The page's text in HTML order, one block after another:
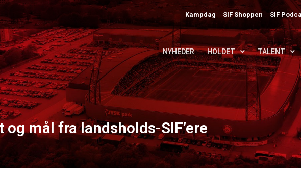
Kampdag SIF Shoppen SIF
NYHEDER HOLDET TALENT
og mål fra landsholds-SIF’ere